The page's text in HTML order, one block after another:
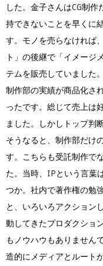
した。金子さんはCG制
持できないことを早くに
す。モノを売らなければ
ト」の後継で「イメージ
テムを販売していました
制作部の実績が商品化さ
ったです。総じて売上は
ました。しかしトップ判
そうなると、制作部だけ
す。こちらも受託制作で
た。当時、IPという言葉
つか。社内で著作権の勉
と、いろいろアクション
動してきたプロダクショ
もノウハウもありません
造的にメディアとルート